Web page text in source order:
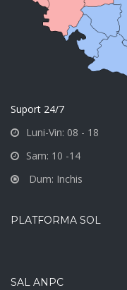
Suport 24/7
Luni-Vin: 08 - 18
Sam: 10 -14
Dum: Inchis
PLATFORMA SOL
SAL ANPC